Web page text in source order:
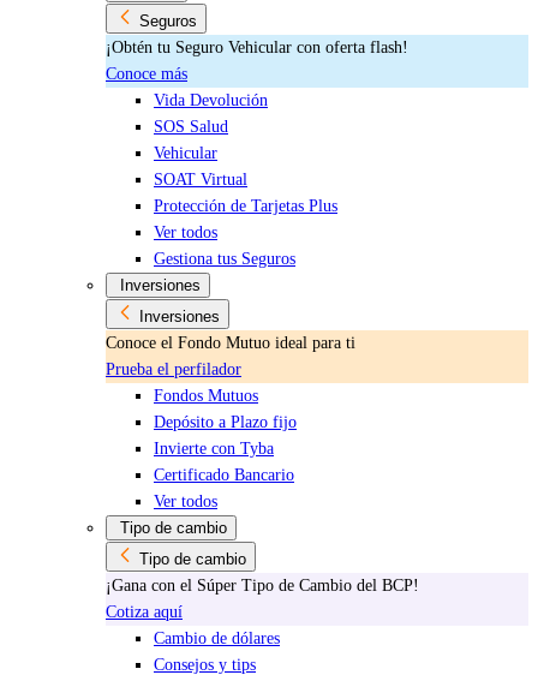
Seguros
¡Obtén tu Seguro Vehicular con oferta flash!
Conoce más
Vida Devolución
SOS Salud
Vehicular
SOAT Virtual
Protección de Tarjetas Plus
Ver todos
Gestiona tus Seguros
Inversiones
Inversiones
Conoce el Fondo Mutuo ideal para ti
Prueba el perfilador
Fondos Mutuos
Depósito a Plazo fijo
Invierte con Tyba
Certificado Bancario
Ver todos
Tipo de cambio
Tipo de cambio
¡Gana con el Súper Tipo de Cambio del BCP!
Cotiza aquí
Cambio de dólares
Consejos y tips